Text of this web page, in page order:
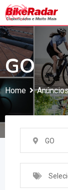
GO
Home
GO